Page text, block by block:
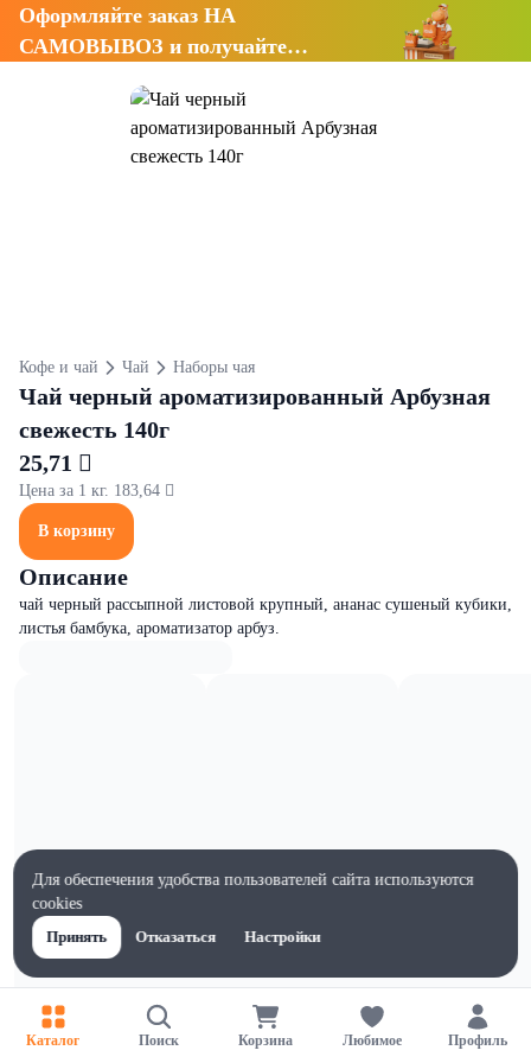
Оформляйте заказ НА
САМОВЫВОЗ и получайте
Кофе и чай Чай Наборы чая
Чай черный ароматизированный Арбузная
свежесть 140г
25,71 
Цена за 1 кг. 183,64 
В корзину
Описание
чай черный рассыпной листовой крупный, ананас сушеный кубики,
листья бамбука, ароматизатор арбуз.
Характеристики
Каталог Поиск Корзина Любимое Профиль
Для обеспечения удобства пользователей сайта используются
cookies
Принять
Отказаться Настройки